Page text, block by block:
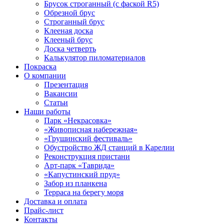
Брусок строганный (с фаской R5)
Обрезной брус
Строганный брус
Клееная доска
Клееный брус
Доска четверть
Калькулятор пиломатериалов
Покраска
О компании
Презентация
Вакансии
Статьи
Наши работы
Парк «Некрасовка»
«Живописная набережная»
«Грушинский фестиваль»
Обустройство ЖД станций в Карелии
Реконструкция пристани
Арт-парк «Таврида»
«Капустинский пруд»
Забор из планкена
Терраса на берегу моря
Доставка и оплата
Прайс-лист
Контакты